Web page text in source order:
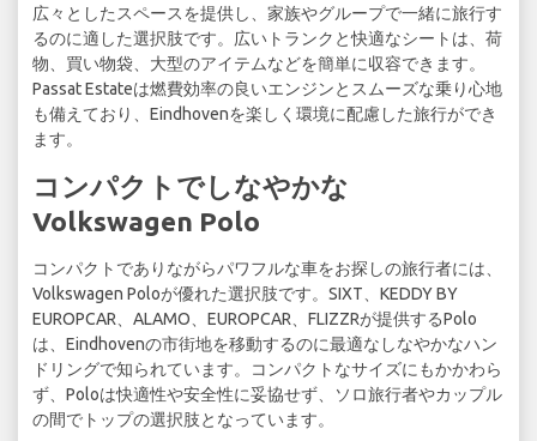
広々としたスペースを提供し、家族やグループで一緒に旅行す
るのに適した選択肢です。広いトランクと快適なシートは、荷
物、買い物袋、大型のアイテムなどを簡単に収容できます。
Passat Estateは燃費効率の良いエンジンとスムーズな乗り心地
も備えており、Eindhovenを楽しく環境に配慮した旅行ができ
ます。
コンパクトでしなやかな
Volkswagen Polo
コンパクトでありながらパワフルな車をお探しの旅行者には、
Volkswagen Poloが優れた選択肢です。SIXT、KEDDY BY
EUROPCAR、ALAMO、EUROPCAR、FLIZZRが提供するPolo
は、Eindhovenの市街地を移動するのに最適なしなやかなハン
ドリングで知られています。コンパクトなサイズにもかかわら
ず、Poloは快適性や安全性に妥協せず、ソロ旅行者やカップル
の間でトップの選択肢となっています。